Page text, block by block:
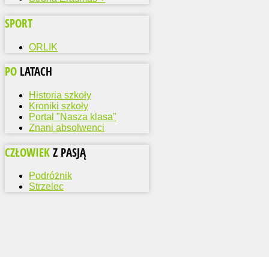
SPORT
ORLIK
PO LATACH
Historia szkoły
Kroniki szkoły
Portal "Nasza klasa"
Znani absolwenci
CZŁOWIEK Z PASJĄ
Podróżnik
Strzelec